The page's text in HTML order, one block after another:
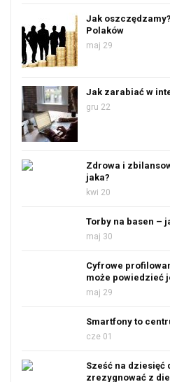
Jak
Polaków
maj 29
Jak zarabiać w
gru 22
Zdrowa i
jaka?
kwi 20
Torby na basen –
maj 30
Cyfrowe
może powiedzieć
maj 29
Smartfony to
cze 01
Sześć na dziesięć
zrezygnować z